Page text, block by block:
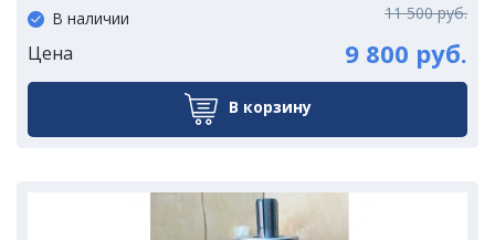
В наличии 11 500 руб.
Цена 9 800 руб.
В корзину